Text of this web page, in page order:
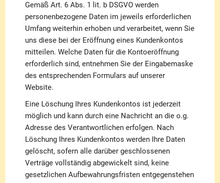
Gemäß Art. 6 Abs. 1 lit. b DSGVO werden
personenbezogene Daten im jeweils erforderlichen
Umfang weiterhin erhoben und verarbeitet, wenn Sie
uns diese bei der Eröffnung eines Kundenkontos
mitteilen. Welche Daten für die Kontoeröffnung
erforderlich sind, entnehmen Sie der Eingabemaske
des entsprechenden Formulars auf unserer
Website.
Eine Löschung Ihres Kundenkontos ist jederzeit
möglich und kann durch eine Nachricht an die o.g.
Adresse des Verantwortlichen erfolgen. Nach
Löschung Ihres Kundenkontos werden Ihre Daten
gelöscht, sofern alle darüber geschlossenen
Verträge vollständig abgewickelt sind, keine
gesetzlichen Aufbewahrungsfristen entgegenstehen